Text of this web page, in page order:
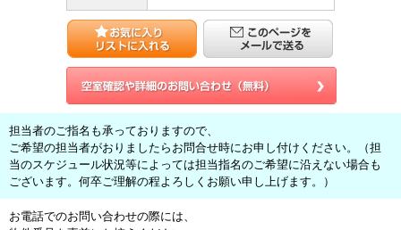
担当者のご指名も承っておりますので、
ご希望の担当者がおりましたらお問合せ時にお申し付けください。（担
当のスケジュール状況等によっては担当指名のご希望に沿えない場合も
ございます。何卒ご理解の程よろしくお願い申し上げます。）
お電話でのお問い合わせの際には、